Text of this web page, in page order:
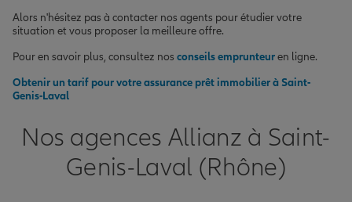
Alors n'hésitez pas à contacter nos agents pour étudier votre
situation et vous proposer la meilleure offre.
Pour en savoir plus, consultez nos conseils emprunteuren ligne.
Obtenir un tarif pour votre assurance prêt immobilier à Saint-
Genis-Laval
Nos agences Allianz à Saint-
Genis-Laval (Rhône)